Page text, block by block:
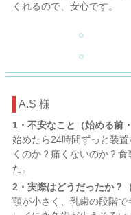
くれるので、安心です。
A.S 様
1・不安なこと（始める前
始めたら24時間ずっと装
くのか？痛くないのか？
た。
2・実際はどうだったか？
顎が小さく、乳歯の段階